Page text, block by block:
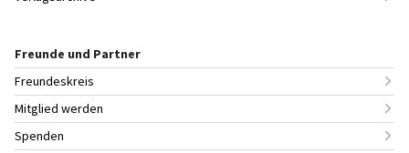
Freunde und Partner
Freundeskreis
Mitglied werden
Spenden